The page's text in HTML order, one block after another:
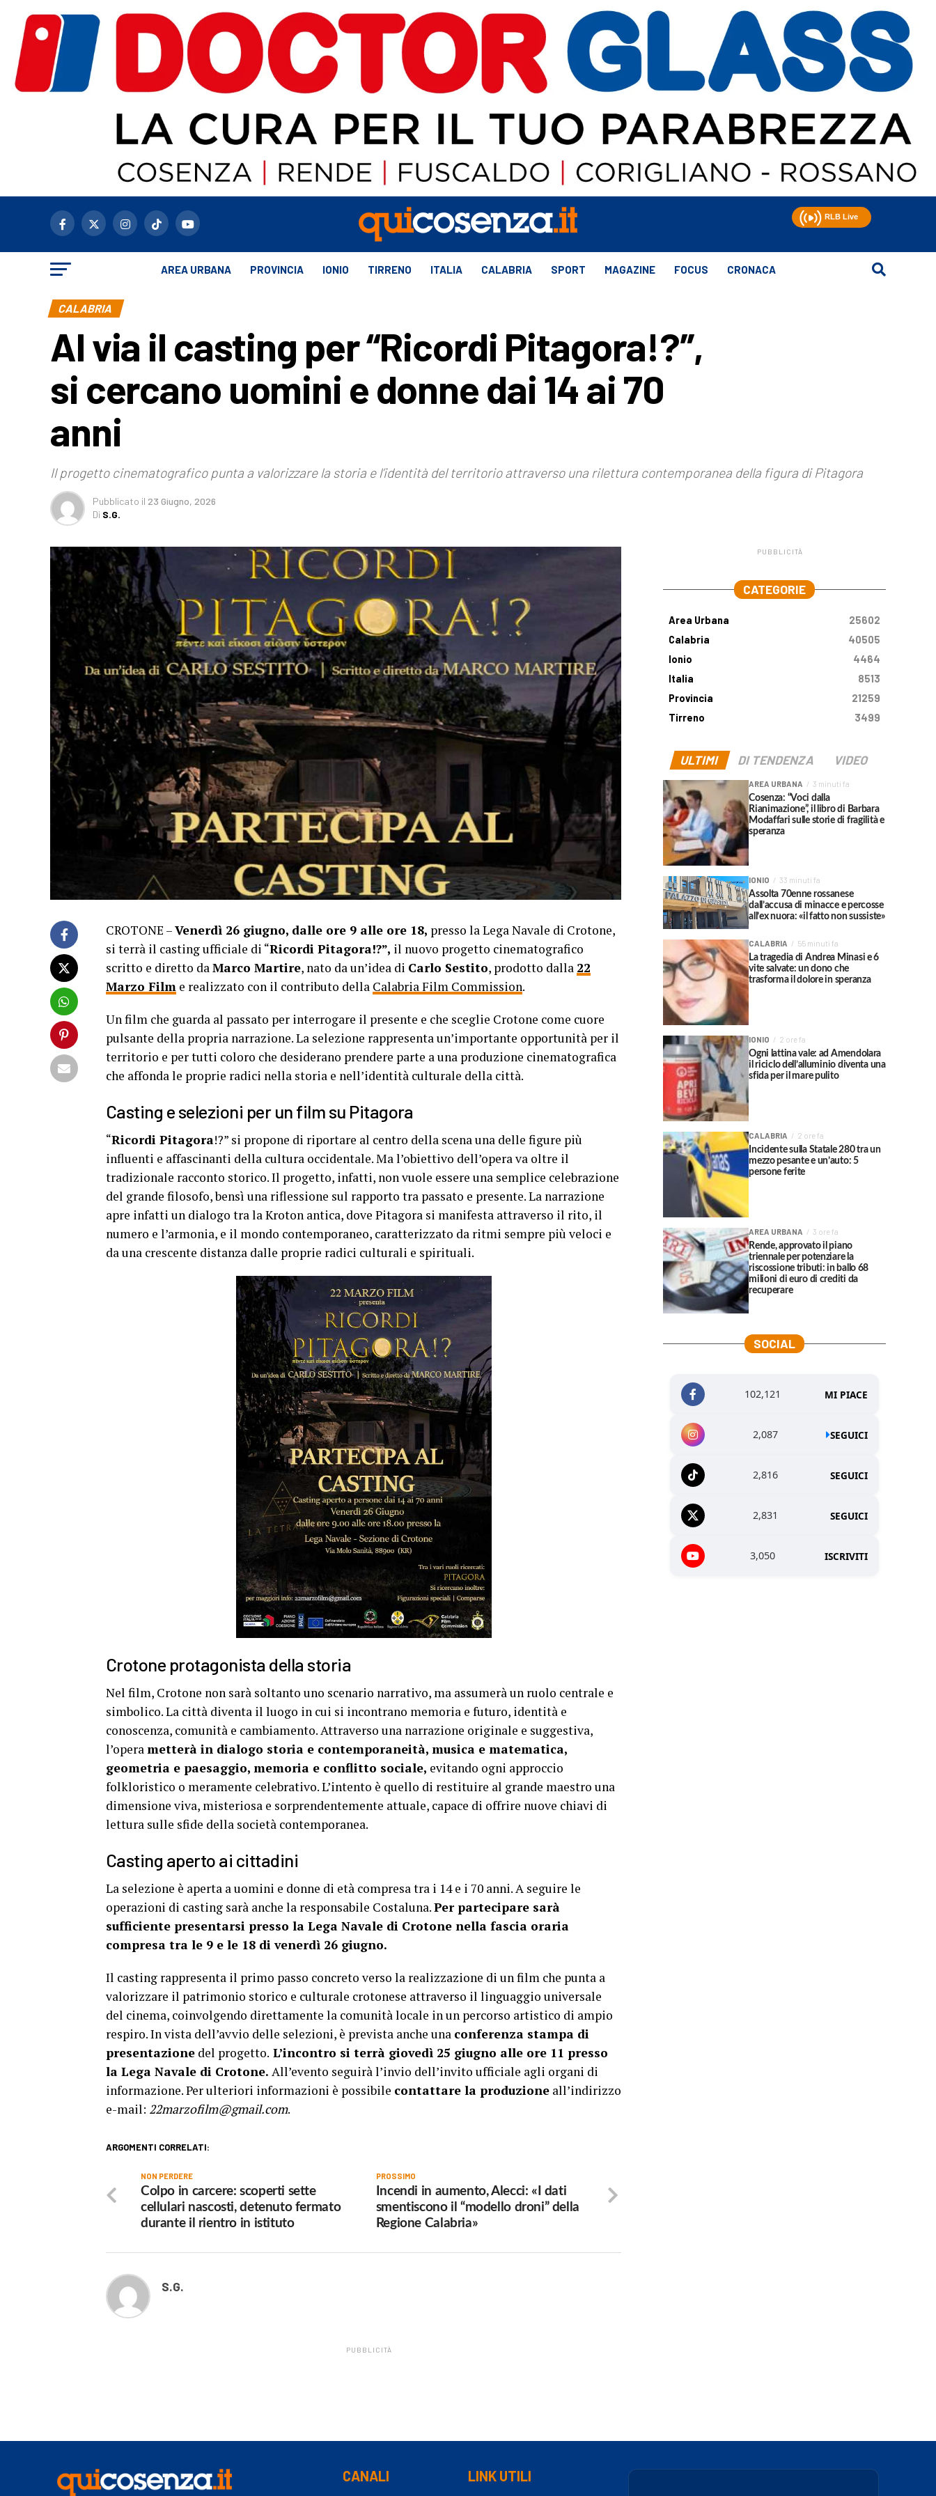
AREA URBANA PROVINCIA IONIO TIRRENO ITALIA CALABRIA SPORT MAGAZINE FOCUS CRONACA
CALABRIA
Al via il casting per “Ricordi Pitagora!?”,
si cercano uomini e donne dai 14 ai 70
anni
Il progetto cinematografico punta a valorizzare la storia e l’identità del territorio attraverso una rilettura contemporanea della figura di Pitagora
Pubblicato il 23 Giugno, 2026
Di S.G.
CROTONE –Venerdì 26 giugno, dalle ore 9 alle ore 18, presso la Lega Navale di Crotone,
si terrà il casting ufficiale di “Ricordi Pitagora!?”, il nuovo progetto cinematografico
scritto e diretto daMarco Martire, nato da un’idea di Carlo Sestito, prodotto dalla 22
Marzo Film e realizzato con il contributo della Calabria Film Commission.
Un film che guarda al passato per interrogare il presente e che sceglie Crotone come cuore
pulsante della propria narrazione. La selezione rappresenta un’importante opportunità per il
territorio e per tutti coloro che desiderano prendere parte a una produzione cinematografica
che affonda le proprie radici nella storia e nell’identità culturale della città.
Casting e selezioni per un film su Pitagora
“Ricordi Pitagora!?” si propone di riportare al centro della scena una delle figure più
influenti e affascinanti della cultura occidentale. Ma l’obiettivo dell’opera va oltre il
tradizionale racconto storico. Il progetto, infatti, non vuole essere una semplice celebrazione
del grande filosofo, bensì una riflessione sul rapporto tra passato e presente. La narrazione
apre infatti un dialogo tra la Kroton antica, dove Pitagora si manifesta attraverso il rito, il
numero e l’armonia, e il mondo contemporaneo, caratterizzato da ritmi sempre più veloci e
da una crescente distanza dalle proprie radici culturali e spirituali.
Crotone protagonista della storia
Nel film, Crotone non sarà soltanto uno scenario narrativo, ma assumerà un ruolo centrale e
simbolico. La città diventa il luogo in cui si incontrano memoria e futuro, identità e
conoscenza, comunità e cambiamento. Attraverso una narrazione originale e suggestiva,
l’opera metterà in dialogo storia e contemporaneità, musica e matematica,
geometria e paesaggio, memoria e conflitto sociale, evitando ogni approccio
folkloristico o meramente celebrativo. L’intento è quello di restituire al grande maestro una
dimensione viva, misteriosa e sorprendentemente attuale, capace di offrire nuove chiavi di
lettura sulle sfide della società contemporanea.
Casting aperto ai cittadini
La selezione è aperta a uomini e donne di età compresa tra i 14 e i 70 anni. A seguire le
operazioni di casting sarà anche la responsabile Costaluna.Per partecipare sarà
sufficiente presentarsi presso la Lega Navale di Crotone nella fascia oraria
compresa tra le 9 e le 18 di venerdì 26 giugno.
Il casting rappresenta il primo passo concreto verso la realizzazione di un film che punta a
valorizzare il patrimonio storico e culturale crotonese attraverso il linguaggio universale
del cinema, coinvolgendo direttamente la comunità locale in un percorso artistico di ampio
respiro. In vista dell’avvio delle selezioni, è prevista anche una conferenza stampa di
presentazione del progetto. L’incontro si terrà giovedì 25 giugno alle ore 11 presso
la Lega Navale di Crotone. All’evento seguirà l’invio dell’invito ufficiale agli organi di
informazione. Per ulteriori informazioni è possibile contattare la produzione all’indirizzo
e-mail: 22marzofilm@gmail.com.
ARGOMENTI CORRELATI:
PROSSIMO
Incendi in aumento, Alecci: «I dati
smentiscono il “modello droni” della
Regione Calabria»
NON PERDERE
Colpo in carcere: scoperti sette
cellulari nascosti, detenuto fermato
durante il rientro in istituto
S.G.
PUBBLICITÀ
PUBBLICITÀ
CATEGORIE
Area Urbana
25602
Calabria
40505
Ionio
4464
Italia
8513
Provincia
21259
Tirreno
3499
ULTIMI DI TENDENZA VIDEO
AREA URBANA 3 minuti fa
Cosenza: “Voci dalla
Rianimazione”, il libro di Barbara
Modaffari sulle storie di fragilità e
speranza
IONIO 33 minuti fa
Assolta 70enne rossanese
dall’accusa di minacce e percosse
all’ex nuora: «il fatto non sussiste»
CALABRIA 55 minuti fa
La tragedia di Andrea Minasi e 6
vite salvate: un dono che
trasforma il dolore in speranza
IONIO 2 ore fa
Ogni lattina vale: ad Amendolara
il riciclo dell’alluminio diventa una
sfida per il mare pulito
CALABRIA 2 ore fa
Incidente sulla Statale 280 tra un
mezzo pesante e un’auto: 5
persone ferite
AREA URBANA 3 ore fa
Rende, approvato il piano
triennale per potenziare la
riscossione tributi: in ballo 68
milioni di euro di crediti da
recuperare
SOCIAL
102,121 MI PIACE
2,087 SEGUICI
2,816 SEGUICI
2,831 SEGUICI
3,050 ISCRIVITI
CANALI LINK UTILI